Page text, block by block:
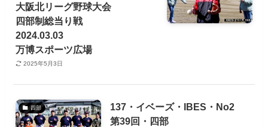
大阪北リーグ野球大会
四部制総当り戦
2024.03.03
万博スポーツ広場
2025年5月3日
四部
137・イベーズ・IBES・No2
第39回・四部